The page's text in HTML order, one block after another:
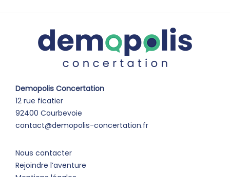
Demopolis Concertation
12 rue ficatier
92400 Courbevoie
contact@demopolis-concertation.fr
Nous contacter
Rejoindre l’aventure